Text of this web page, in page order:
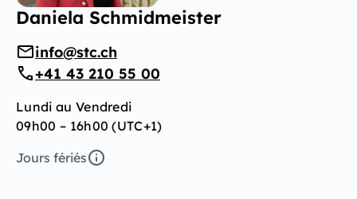
Daniela Schmidmeister
info@stc.ch
+41 43 210 55 00
Lundi au Vendredi
09h00 – 16h00 (UTC+1)
Jours fériés